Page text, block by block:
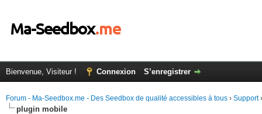
Bienvenue, Visiteur ! Connexion S’enregistrer
Forum - Ma-Seedbox.me - Des Seedbox de qualité accessibles à tous › Support
plugin mobile